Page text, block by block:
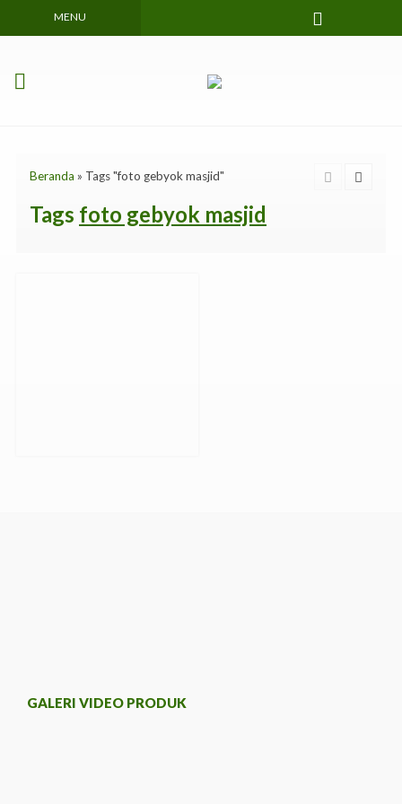
MENU
Beranda » Tags "foto gebyok masjid"
Tags foto gebyok masjid
GALERI VIDEO PRODUK